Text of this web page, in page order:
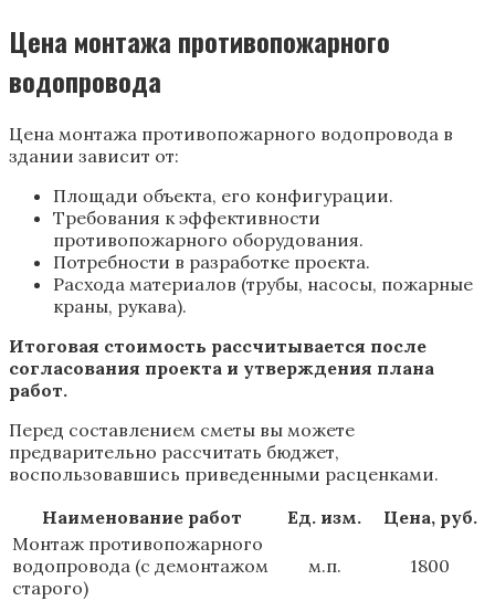
Цена монтажа противопожарного
водопровода
Цена монтажа противопожарного водопровода в
здании зависит от:
Площади объекта, его конфигурации.
Требования к эффективности
противопожарного оборудования.
Потребности в разработке проекта.
Расхода материалов (трубы, насосы, пожарные
краны, рукава).
Итоговая стоимость рассчитывается после
согласования проекта и утверждения плана
работ.
Перед составлением сметы вы можете
предварительно рассчитать бюджет,
воспользовавшись приведенными расценками.
Наименование работ
Ед. изм.
Цена, руб.
Монтаж противопожарного
водопровода (с демонтажом
старого)
м.п. 1800